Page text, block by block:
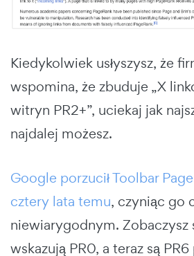
Kiedykolwiek usłyszysz, że
wspomina, że zbuduje „X
witryn PR2+”, uciekaj jak
najdalej możesz.
Google porzucił Toolbar
cztery lata temu, czyniąc go
niewiarygodnym. Zobaczysz
wskazują PR0, a teraz są